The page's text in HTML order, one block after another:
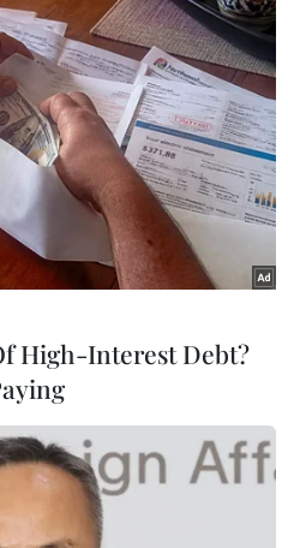
#Bệnh COVID-19
High-Interest Debt?